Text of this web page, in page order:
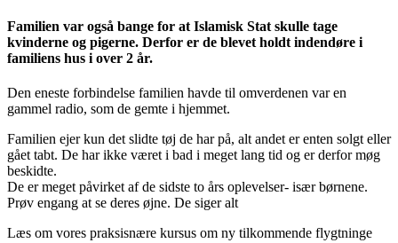
Familien var også bange for at Islamisk Stat skulle tage
kvinderne og pigerne. Derfor er de blevet holdt indendøre i
familiens hus i over 2 år.
Den eneste forbindelse familien havde til omverdenen var en
gammel radio, som de gemte i hjemmet.
Familien ejer kun det slidte tøj de har på, alt andet er enten solgt eller
gået tabt. De har ikke været i bad i meget lang tid og er derfor møg
beskidte.
De er meget påvirket af de sidste to års oplevelser- især børnene.
Prøv engang at se deres øjne. De siger alt
Læs om vores praksisnære kursus om ny tilkommende flygtninge